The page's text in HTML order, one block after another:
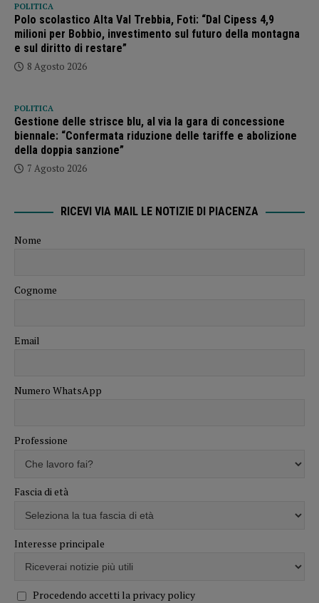
POLITICA
Polo scolastico Alta Val Trebbia, Foti: “Dal Cipess 4,9
milioni per Bobbio, investimento sul futuro della montagna
e sul diritto di restare”
8 Agosto 2026
POLITICA
Gestione delle strisce blu, al via la gara di concessione
biennale: “Confermata riduzione delle tariffe e abolizione
della doppia sanzione”
7 Agosto 2026
RICEVI VIA MAIL LE NOTIZIE DI PIACENZA
Nome
Cognome
Email
Numero WhatsApp
Professione
Fascia di età
Interesse principale
Procedendo accetti la privacy policy